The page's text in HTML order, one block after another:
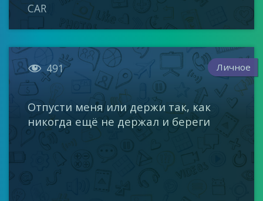
CAR
 491 Личное
Отпусти меня или держи так, как
никогда ещё не держал и береги